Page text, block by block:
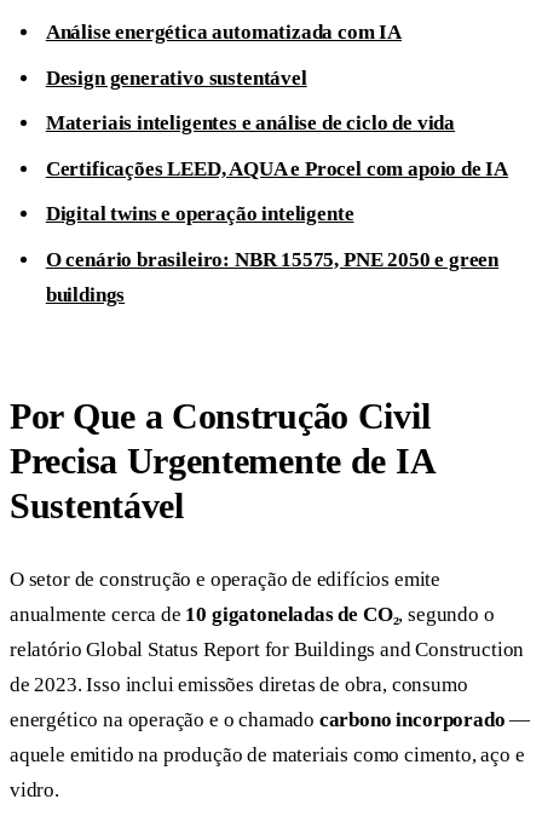
Análise energética automatizada com IA
Design generativo sustentável
Materiais inteligentes e análise de ciclo de vida
Certificações LEED, AQUA e Procel com apoio de IA
Digital twins e operação inteligente
O cenário brasileiro: NBR 15575, PNE 2050 e green
buildings
Por Que a Construção Civil
Precisa Urgentemente de IA
Sustentável
O setor de construção e operação de edifícios emite
anualmente cerca de 10 gigatoneladas de CO₂, segundo o
relatório Global Status Report for Buildings and Construction
de 2023. Isso inclui emissões diretas de obra, consumo
energético na operação e o chamado carbono incorporado —
aquele emitido na produção de materiais como cimento, aço e
vidro.